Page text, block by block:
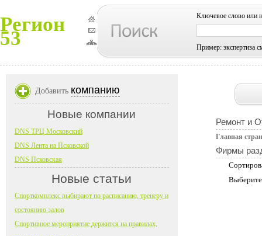
Регион
53
Ключевое слово или
Пример: экспертиза
Ремонт и
Главная
Фирмы
Добавить компанию
Новые компании
DNS ТРЦ Московский
DNS Лента на Псковской
DNS Псковская
Новые статьи
Спорткомплекс выбирают по расписанию, тренеру и
состоянию залов
Спортивное мероприятие держится на правилах,